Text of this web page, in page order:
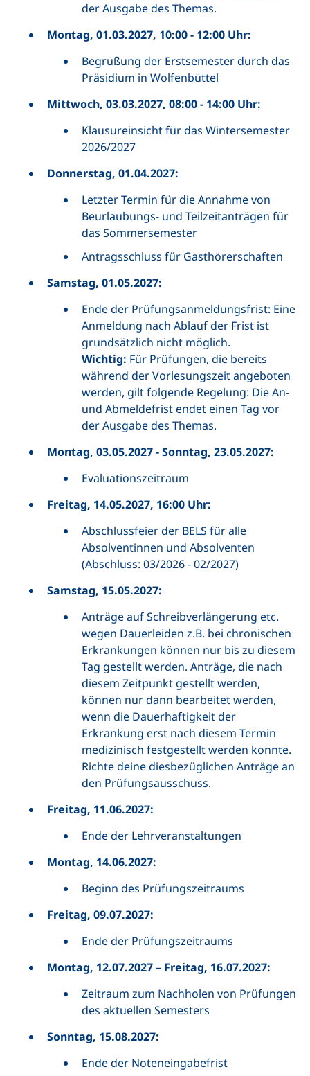
der Ausgabe des Themas.
Montag, 01.03.2027, 10:00 - 12:00 Uhr:
Begrüßung der Erstsemester durch das
Präsidium in Wolfenbüttel
Mittwoch, 03.03.2027, 08:00 - 14:00 Uhr:
Klausureinsicht für das Wintersemester
2026/2027
Donnerstag, 01.04.2027:
Letzter Termin für die Annahme von
Beurlaubungs- und Teilzeitanträgen für
das Sommersemester
Antragsschluss für Gasthörerschaften
Samstag, 01.05.2027:
Ende der Prüfungsanmeldungsfrist: Eine
Anmeldung nach Ablauf der Frist ist
grundsätzlich nicht möglich.
Wichtig: Für Prüfungen, die bereits
während der Vorlesungszeit angeboten
werden, gilt folgende Regelung: Die An-
und Abmeldefrist endet einen Tag vor
der Ausgabe des Themas.
Montag, 03.05.2027 - Sonntag, 23.05.2027:
Evaluationszeitraum
Freitag, 14.05.2027, 16:00 Uhr:
Abschlussfeier der BELS für alle
Absolventinnen und Absolventen
(Abschluss: 03/2026 - 02/2027)
Samstag, 15.05.2027:
Anträge auf Schreibverlängerung etc.
wegen Dauerleiden z.B. bei chronischen
Erkrankungen können nur bis zu diesem
Tag gestellt werden. Anträge, die nach
diesem Zeitpunkt gestellt werden,
können nur dann bearbeitet werden,
wenn die Dauerhaftigkeit der
Erkrankung erst nach diesem Termin
medizinisch festgestellt werden konnte.
Richte deine diesbezüglichen Anträge an
den Prüfungsausschuss.
Freitag, 11.06.2027:
Ende der Lehrveranstaltungen
Montag, 14.06.2027:
Beginn des Prüfungszeitraums
Freitag, 09.07.2027:
Ende der Prüfungszeitraums
Montag, 12.07.2027 – Freitag, 16.07.2027:
Zeitraum zum Nachholen von Prüfungen
des aktuellen Semesters
Sonntag, 15.08.2027:
Ende der Noteneingabefrist